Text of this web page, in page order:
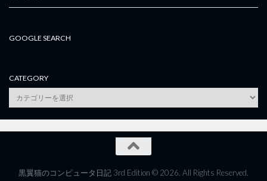
GOOGLE SEARCH
CATEGORY
category
黒翼猫のコンピュータ日記 3rd Edition © 2026. All Rights Reserved.